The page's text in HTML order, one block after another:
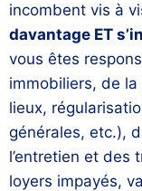
incombent vis à
davantage ET
vous êtes
immobiliers, de
lieux,
générales, etc.),
l’entretien et des
loyers impayés,